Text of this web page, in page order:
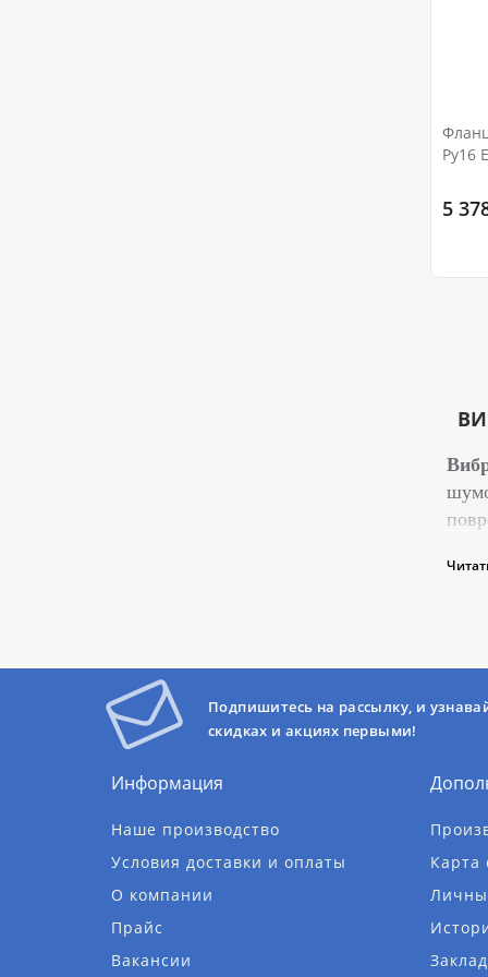
Ру16
5
Подпишитесь на рассылку, и
скидках и акциях первыми!
Информация
Наше производство
Условия доставки и оплаты
О компании
Прайс
Вакансии
Карта